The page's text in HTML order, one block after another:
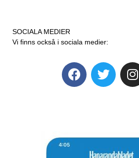
SOCIALA MEDIER
Vi finns också i sociala medier: